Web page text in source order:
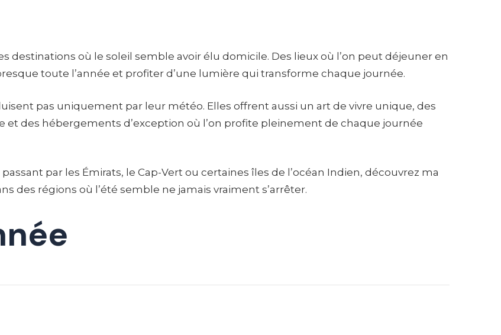
destinations où le soleil semble avoir élu domicile. Des lieux où l’on peut déjeuner en
toute l’année et profiter d’une lumière qui transforme chaque journée.
pas uniquement par leur météo. Elles offrent aussi un art de vivre unique, des
et des hébergements d’exception où l’on profite pleinement de chaque journée
par les Émirats, le Cap-Vert ou certaines îles de l’océan Indien, découvrez ma
des régions où l’été semble ne jamais vraiment s’arrêter.